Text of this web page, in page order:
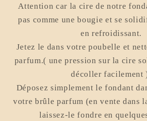
Attention car la cire de notre
pas comme une bougie et se
en refroidissant.
Jetez le dans votre poubelle et
parfum.( une pression sur la cire
décoller facilement
Déposez simplement le fondant
votre brûle parfum (en vente dans
laissez-le fondre en